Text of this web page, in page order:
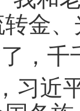
金
，
习近